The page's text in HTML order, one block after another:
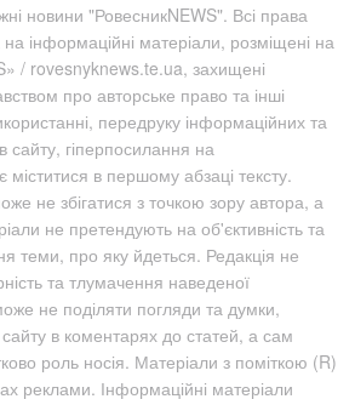
новини "РовесникNEWS". Всі права
інформаційні матеріали, розміщені на
/ rovesnyknews.te.ua, захищені
про авторське право та інші
передруку інформаційних та
сайту, гіперпосилання на
в першому абзаці тексту.
не збігатися з точкою зору автора, а
не претендують на об'єктивність та
теми, про яку йдеться. Редакція не
та тлумачення наведеної
не поділяти погляди та думки,
в коментарях до статей, а сам
роль носія. Матеріали з поміткою (R)
реклами. Інформаційні матеріали